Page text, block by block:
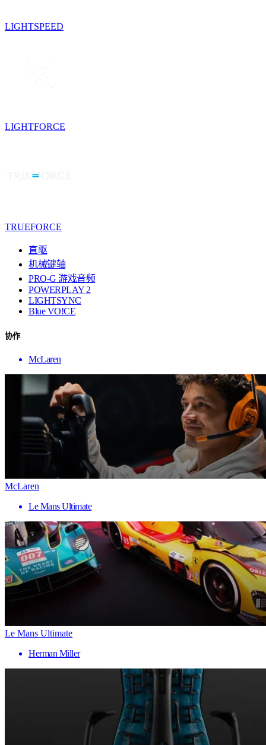
LIGHTSPEED
LIGHTFORCE
TRUEFORCE
直驱
机械键轴
PRO-G 游戏音频
POWERPLAY 2
LIGHTSYNC
Blue VO!CE
协作
McLaren
McLaren
Le Mans Ultimate
Le Mans Ultimate
Herman Miller